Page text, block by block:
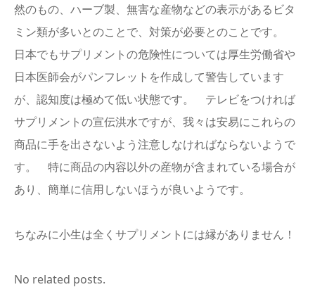
然のもの、ハーブ製、無害な産物などの表示があるビタ
ミン類が多いとのことで、対策が必要とのことです。
日本でもサプリメントの危険性については厚生労働省や
日本医師会がパンフレットを作成して警告しています
が、認知度は極めて低い状態です。 テレビをつければ
サプリメントの宣伝洪水ですが、我々は安易にこれらの
商品に手を出さないよう注意しなければならないようで
す。 特に商品の内容以外の産物が含まれている場合が
あり、簡単に信用しないほうが良いようです。
ちなみに小生は全くサプリメントには縁がありません！
No related posts.